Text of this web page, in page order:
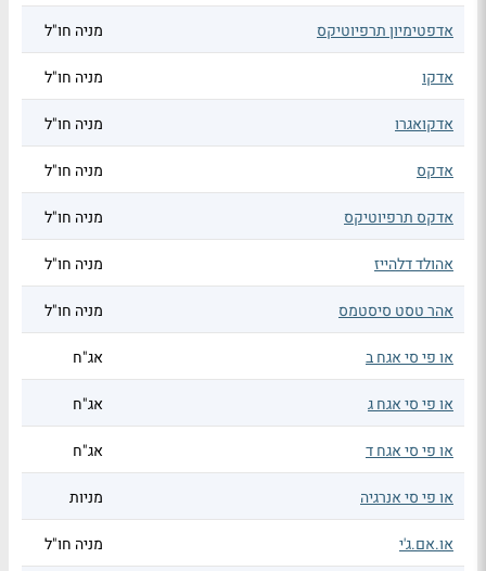
אדפטימיון תרפיוטיקס
מניה חו"ל
אדקו מניה חו"ל
אדקואגרו מניה חו"ל
אדקס מניה חו"ל
אדקס תרפיוטיקס מניה חו"ל
אהולד דלהייז מניה חו"ל
אהר טסט סיסטמס מניה חו"ל
או פי סי אגח ב אג"ח
או פי סי אגח ג אג"ח
או פי סי אגח ד אג"ח
או פי סי אנרגיה מניות
או.אם.ג'י מניה חו"ל